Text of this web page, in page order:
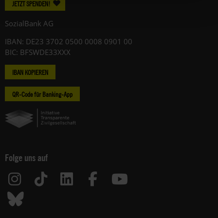
JETZT SPENDEN!
SozialBank AG
IBAN: DE23 3702 0500 0008 0901 00
BIC: BFSWDE33XXX
IBAN KOPIEREN
QR-Code für Banking-App
Folge uns auf